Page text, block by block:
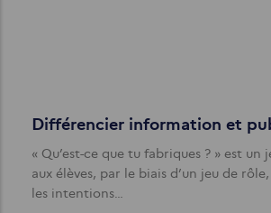
Différencier information et
« Qu’est-ce que tu fabriques ? » est un
aux élèves, par le biais d’un jeu de
les intentions…